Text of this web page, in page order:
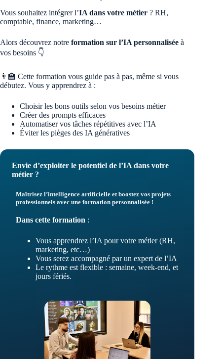
Vous souhaitez intégrer l’IA dans votre métier ? RH,
comptable, finance, marketing…
Alors découvrez notre formation sur l’IA personnalisée à
vos besoins 👇
👨‍🏫 Cette formation vous guide pas à pas, même si vous
débutez. Vous y apprendrez à :
Choisir les bons outils selon vos besoins métier
Créer des prompts efficaces
Automatiser vos tâches répétitives avec l’IA
Éviter les pièges des IA génératives
Envie d’exploiter le potentiel de l’IA dans votre
métier ?
Maîtrisez l’intelligence artificielle et boostez vos projets
professionnels avec une formation personnalisée !
Dans cette formation :
Vous apprendrez l’IA pour votre métier (RH,
marketing, etc…)
Vous serez accompagné par un expert de l’IA
Le rythme est flexible : semaine, week-end, et
jours fériés.